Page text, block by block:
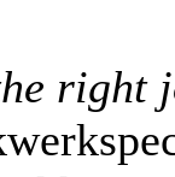
right